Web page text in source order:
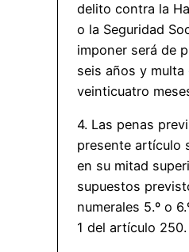
delito contra la
o la Seguridad
imponer será de
seis años y multa
veinticuatro
4. Las penas
presente artículo
en su mitad
supuestos
numerales 5.º o
1 del artículo 250.